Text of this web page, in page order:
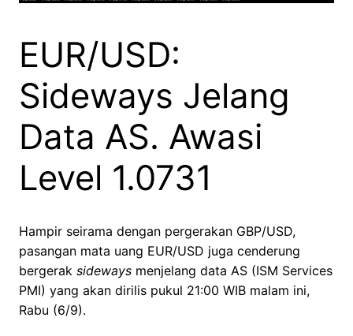
EUR/USD:
Sideways Jelang
Data AS. Awasi
Level 1.0731
Hampir seirama dengan pergerakan GBP/USD,
pasangan mata uang EUR/USD juga cenderung
bergerak sideways menjelang data AS (ISM Services
PMI) yang akan dirilis pukul 21:00 WIB malam ini,
Rabu (6/9).